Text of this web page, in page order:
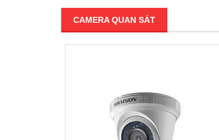
CAMERA QUAN SÁT